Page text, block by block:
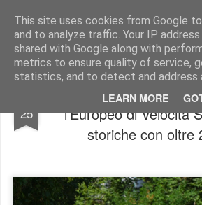
This site uses cookies from Google
and to analyze traffic. Your IP
shared with Google along with
metrics to ensure quality of service,
statistics, and to detect and address
LEARN MORE
AutoMotoCorse. Motorsport
25
In provincia di Siena
l'Europeo di Velocità
storiche con oltre